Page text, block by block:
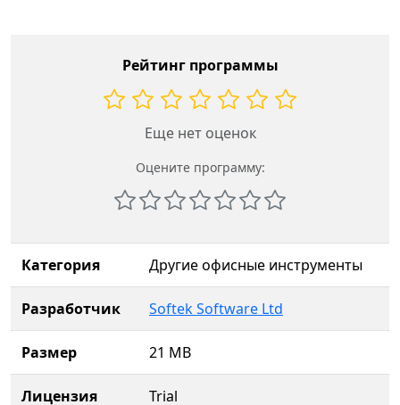
Рейтинг программы
Еще нет оценок
Оцените программу:
Категория Другие офисные инструменты
Разработчик Softek Software Ltd
Размер 21 MB
Лицензия Trial